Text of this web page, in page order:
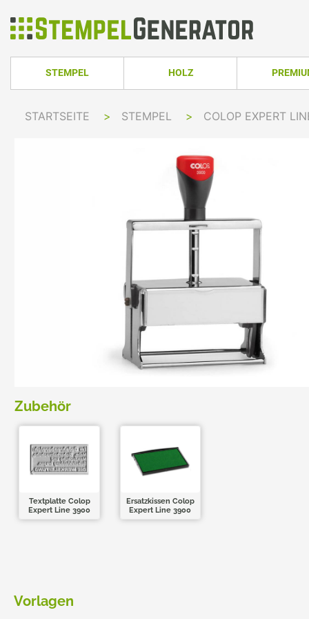
STEMPEL
TRODAT PROFESSIONAL LINE
PRINTY Z. SELBER SETZEN
TRODAT MOBILE PRINTY
COLOP POCKET
COLOP CLASSIC
COLOP E-MARK
HOLZ
HOLZSTEMPEL OVAL TRODAT
STARTSEITE > STEMPEL > COLOP EXPERT
Zubehör
Textplatte Colop
Expert Line 3900
Ersatzkissen Colop
Expert Line 3900
Vorlagen